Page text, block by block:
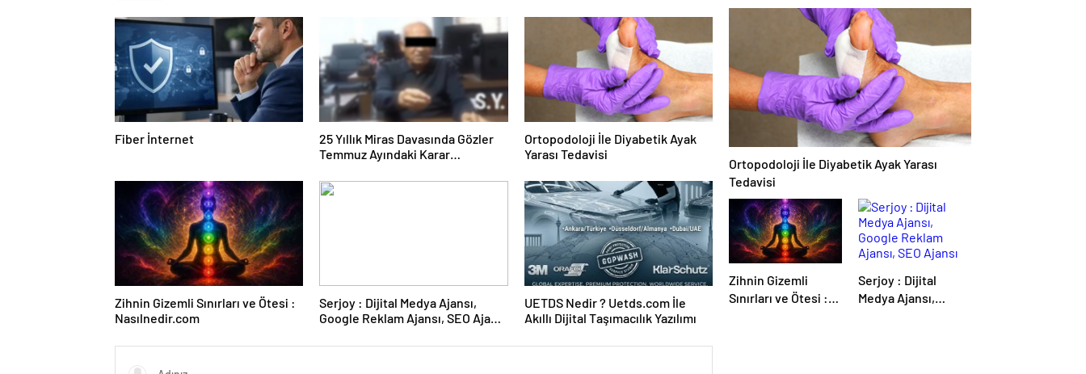
Fiber İnternet
25 Yıllık Miras Davasında Gözler
Temmuz Ayındaki Karar
Ortopodoloji İle Diyabetik Ayak
Yarası Tedavisi
Zihnin Gizemli Sınırları ve Ötesi :
Nasılnedir.com
Serjoy : Dijital Medya Ajansı,
Google Reklam Ajansı, SEO Ajansı
UETDS Nedir ? Uetds.com İle
Akıllı Dijital Taşımacılık Yazılımı
Temmuz Ayındaki
Karar Duruşmasına
Çevrildi
Ortopodoloji İle Diyabetik Ayak Yarası
Tedavisi
Zihnin Gizemli
Sınırları ve Ötesi :
Serjoy : Dijital
Medya Ajansı,